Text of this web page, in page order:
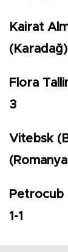
Kairat
Flora
3
Vitebsk
Petrocub
1-1